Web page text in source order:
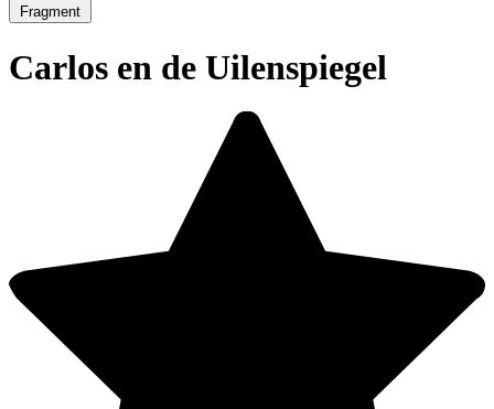
Fragment
Carlos en de Uilenspiegel